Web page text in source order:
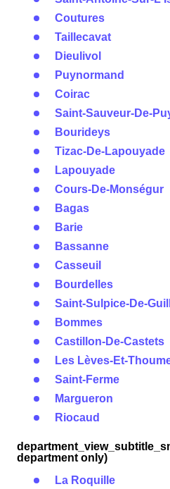
Coutures
Taillecavat
Dieulivol
Puynormand
Coirac
Saint-Sauveur-De-
Bourideys
Tizac-De-Lapouyade
Lapouyade
Cours-De-Monségur
Bagas
Barie
Bassanne
Casseuil
Bourdelles
Saint-Sulpice-De-
Bommes
Castillon-De-Castets
Les Lèves-Et-
Saint-Ferme
Margueron
Riocaud
department only)
La Roquille